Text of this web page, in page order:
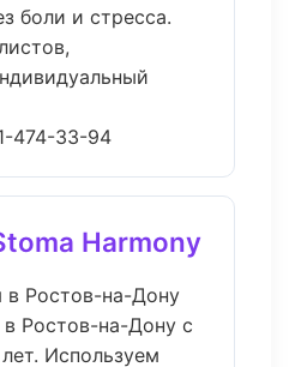
боли и стресса.
474-33-94
Harmony
в Ростов-на-Дону
в Ростов-на-Дону с
Используем